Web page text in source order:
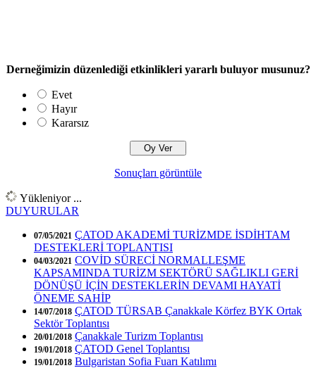
Derneğimizin düzenlediği etkinlikleri yararlı buluyor musunuz?
Evet
Hayır
Kararsız
Sonuçları görüntüle
Yükleniyor ...
DUYURULAR
07/05/2021 ÇATOD AKADEMİ TURİZMDE İSDİHTAM
DESTEKLERİ TOPLANTISI
04/03/2021 COVİD SÜRECİ NORMALLEŞME
KAPSAMINDA TURİZM SEKTÖRÜ SAĞLIKLI GERİ
DÖNÜŞÜ İÇİN DESTEKLERİN DEVAMI HAYATİ
ÖNEME SAHİP
14/07/2018 ÇATOD TÜRSAB Çanakkale Körfez BYK Ortak
Sektör Toplantısı
20/01/2018 Çanakkale Turizm Toplantısı
19/01/2018 ÇATOD Genel Toplantısı
19/01/2018 Bulgaristan Sofia Fuarı Katılımı